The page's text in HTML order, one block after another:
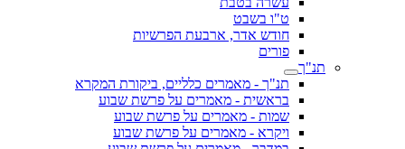
ט"ו בשבט
חודש אדר, ארבעת הפרשיות
פורים
תנ"ך
תנ"ך - מאמרים כלליים, ביקורת המקרא
בראשית - מאמרים על פרשת שבוע
שמות - מאמרים על פרשת שבוע
ויקרא - מאמרים על פרשת שבוע